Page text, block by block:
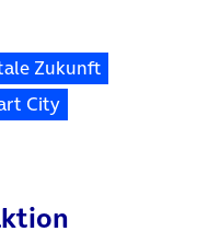
Zukunft
City